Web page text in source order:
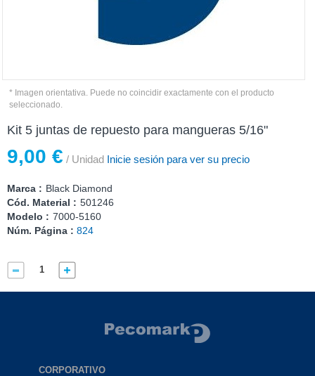
* Imagen orientativa. Puede no coincidir exactamente con el producto
seleccionado.
Kit 5 juntas de repuesto para mangueras 5/16"
9,00 € / Unidad Inicie sesión para ver su precio
Marca : Black Diamond
Cód. Material : 501246
Modelo : 7000-5160
Núm. Página : 824
CORPORATIVO